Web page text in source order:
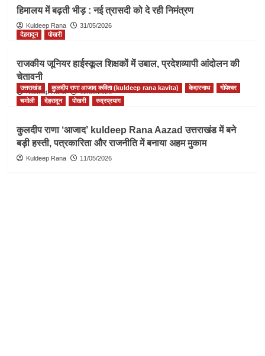
हिमालय में बढ़ती भीड़ : नई त्रासदी को दे रही निमंत्रण
Kuldeep Rana
31/05/2026
देहरादून
पोखरी
राजकीय जूनियर हाईस्कूल शिक्षकों में उबाल, प्रदेशव्यापी आंदोलन की
चेतावनी
Kuldeep Rana 12/05/2026
उत्तराखंड कुलदीप राणा आजाद कविता (kuldeep rana kavita) केदारनाथ
गोपेश्वर
चमोली
देहरादून पोखरी रुद्रप्रयाग
कुलदीप राणा ‘आजाद’ kuldeep Rana Aazad उत्तराखंड में बने
बड़ी हस्ती, पत्रकारिता और राजनीति में बनाया अहम मुकाम
Kuldeep Rana 11/05/2026